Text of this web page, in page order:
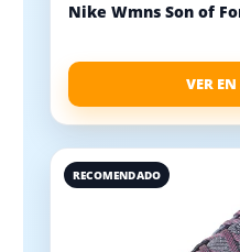
Nike Wmns Son of
VER
RECOMENDADO